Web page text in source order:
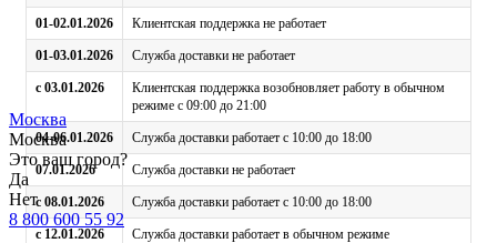
01-02.01.2026 Клиентская поддержка не работает
01-03.01.2026 Служба доставки не работает
с 03.01.2026
Клиентская поддержка возобновляет работу в обычном
режиме с 09:00 до 21:00
04-06.01.2026 Служба доставки работает с 10:00 до 18:00
07.01.2026 Служба доставки не работает
с 08.01.2026 Служба доставки работает с 10:00 до 18:00
с 12.01.2026 Служба доставки работает в обычном режиме
Москва
Москва
Это ваш город?
Да
Нет
8 800 600 55 92